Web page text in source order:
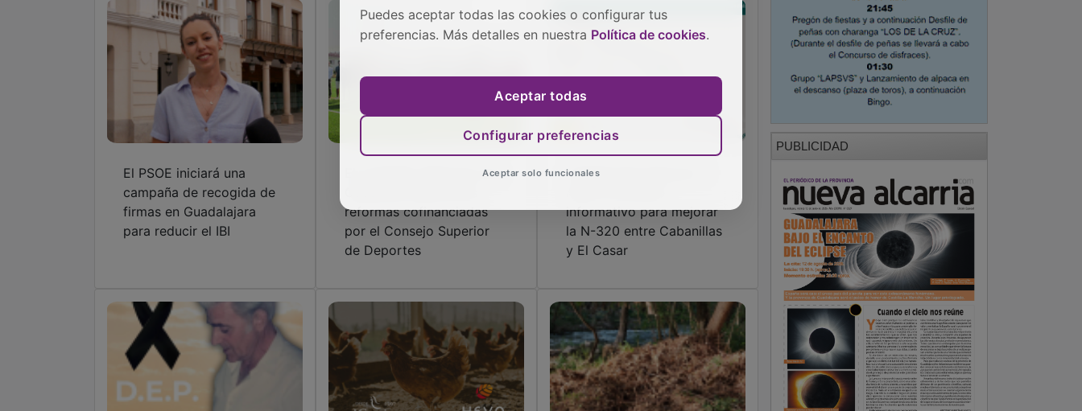
El PSOE iniciará una
campaña de recogida de
firmas en Guadalajara
para reducir el IBI
El complejo deportivo de
reformas cofinanciadas
por el Consejo Superior
de Deportes
Transportes licita por 1
informativo para mejorar
la N-320 entre Cabanillas
y El Casar
PUBLICIDAD
Puedes aceptar todas las cookies o configurar tus
preferencias. Más detalles en nuestra Política de cookies.
Aceptar todas
Configurar preferencias
Aceptar solo funcionales